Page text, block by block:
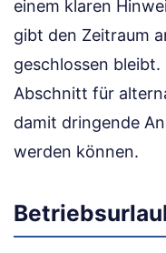
einem klaren
gibt den Zeitraum
geschlossen
Abschnitt für
damit dringende
werden können.